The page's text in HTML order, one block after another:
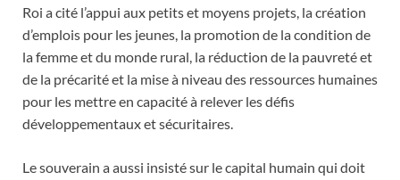
Roi a cité l’appui aux petits et moyens projets, la création
d’emplois pour les jeunes, la promotion de la condition de
la femme et du monde rural, la réduction de la pauvreté et
de la précarité et la mise à niveau des ressources humaines
pour les mettre en capacité à relever les défis
développementaux et sécuritaires.
Le souverain a aussi insisté sur le capital humain qui doit